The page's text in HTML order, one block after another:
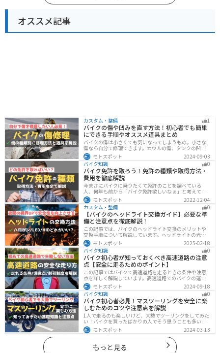
オススメ記事
カスタム・整備 1
バイクの傷や凹みを直す方法！初心者でも簡単
にできる手順やオススメ道具まとめ
バイクの傷は小さくても気になってしまうもの。小さな
傷なら自分で修理できます。カウルの傷、タンクの凹
み、サビ、樹脂の劣化、ホイールの傷などあらゆる傷の
修理方法をまとめました。自分でバイクの傷を直したい
と思っている人は参考にしてください。
モトスポット
2024-09-03
バイク知識
0
バイク免許を取ろう！免許の種類や取得方法・
費用を徹底解説
今まさにバイクに乗りたくて免許のことを調べている
人、何年も前から「バイク免許欲しいなぁ」と考えてい
るうちに時間ばかりが経っている人。そんな人々に役立
つ情報を分かりやすくまとめました。バイク免許の種類
や、免許を取るための方法や必要な費用・日数などにつ
いて解説します。
モトスポット
2022-12-04
カスタム・整備
0
【バイクのヘッドライト交換ガイド】必要な準
備と注意点を徹底解説！
この記事では、バイクのヘッドライト交換のメリットや
交換手順について解説しています。ヘッドライトの光が
弱くなっていませんか？夜間の視界を改善するために
は、適切なヘッドライト交換が必要です。自分で交換す
る方法からショップに依頼する場合の費用までわかりや
すくお伝えします！
モトスポット
2025-02-18
バイク知識
0
バイク初心者が知っておくべき高速道路の注意
点【安全に走るためのポイント】
この記事ではバイクで高速道路を走るときの条件や注意
点を詳しく解説しています。高速道路でのバイクの運転
に不安を感じていませんか？実は安全に運転するには、
走行条件や注意点を正しく理解することが大切です。高
速道路でも安全にバイクの運転を楽しむ方法を紹介しま
す！
モトスポット
2024-09-18
バイク知識
0
バイク初心者必見！マスツーリングを安全に楽
しむためのコツや注意点を解説
1人で走るのも楽しいけど、大勢でツーリングをしてみた
い！バイクを買ったばかりの人でそう思うことも多いで
しょう。他の人と一緒に走るマスツーリングはとても楽
しいですが、安全に楽しむために確認すべきことや注意
点などたくさんあります。1人で走る時とは違った難しさ
もあるので、しっかりと確認しておきましょう。
モトスポット 2024-03-13
もっと見る